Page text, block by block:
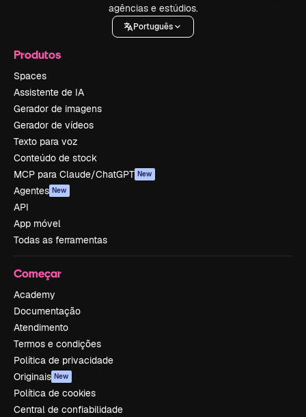
agências e estúdios.
Português
Produtos
Spaces
Assistente de IA
Gerador de imagens
Gerador de vídeos
Texto para voz
Conteúdo de stock
MCP para Claude/ChatGPT New
Agentes New
API
App móvel
Todas as ferramentas
Começar
Academy
Documentação
Atendimento
Termos e condições
Política de privacidade
Originais New
Política de cookies
Central de confiabilidade